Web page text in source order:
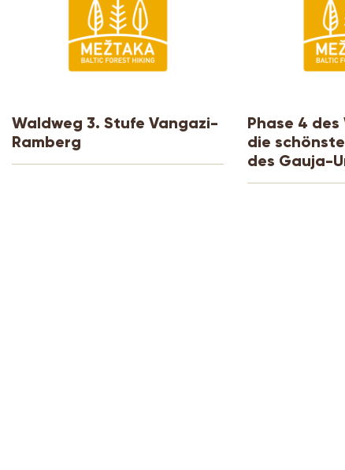
Waldweg 3. Stufe Vangazi-
Ramberg
Phase 4
die
des Gauja-